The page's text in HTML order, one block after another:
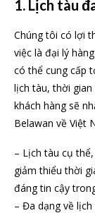
1. Lịch tàu
Chúng tôi có lợi
việc là đại lý
có thể cung cấp
lịch tàu, thời gian
khách hàng sẽ
Belawan về Việt
– Lịch tàu cụ
giảm thiểu thời
đáng tin cậy
– Đa dạng về